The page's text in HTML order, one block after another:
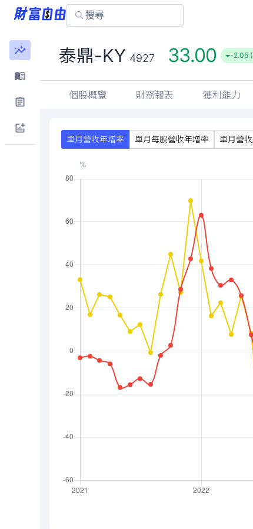
泰鼎-KY 4927 33.00 -2.05
個股概覽 財務報表 獲利能力
單月營收年增率 單月每股營收年增率 單月營